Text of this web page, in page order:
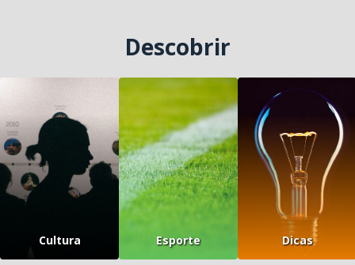
Descobrir
Cultura Esporte Dicas